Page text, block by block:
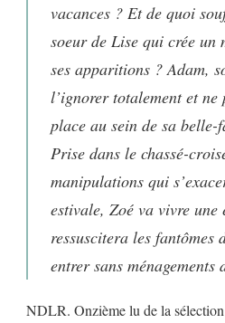
vacances ? Et de quoi
soeur de Lise qui crée un
ses apparitions ? Adam,
l’ignorer totalement et ne
place au sein de sa belle-
Prise dans le chassé-
manipulations qui
estivale, Zoé va vivre une
ressuscitera les fantômes
entrer sans ménagements
NDLR. Onzième lu de la